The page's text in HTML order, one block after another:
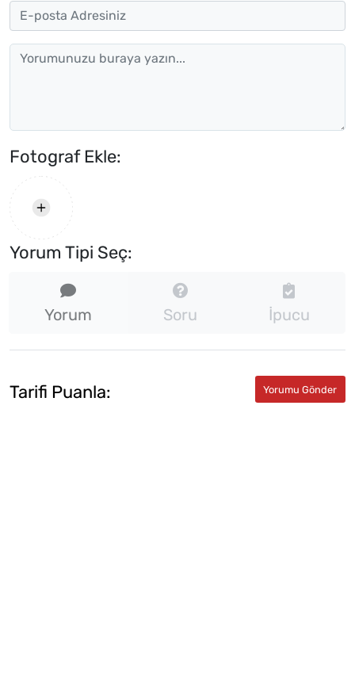
Fotograf Ekle:
Yorum Tipi Seç:
Yorum Soru İpucu
Tarifi Puanla: